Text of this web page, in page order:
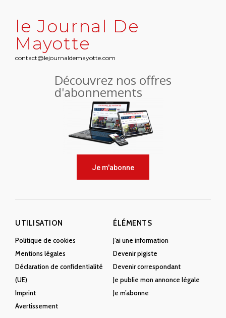
le Journal De
Mayotte
contact@lejournaldemayotte.com
Découvrez nos offres
d'abonnements
Je m'abonne
UTILISATION
Politique de cookies
Mentions légales
Déclaration de confidentialité
(UE)
Imprint
Avertissement
ÉLÉMENTS
J’ai une information
Devenir pigiste
Devenir correspondant
Je publie mon annonce légale
Je m’abonne